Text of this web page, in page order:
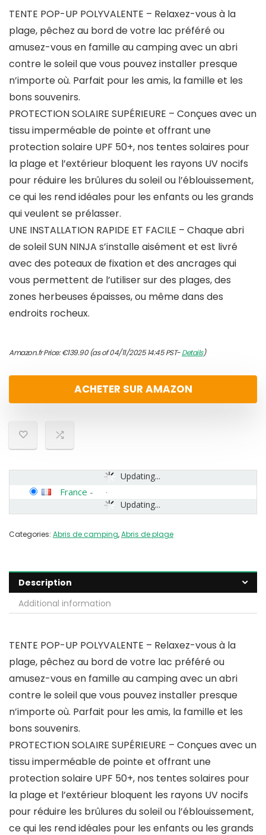
TENTE POP-UP POLYVALENTE – Relaxez-vous à la
plage, pêchez au bord de votre lac préféré ou
amusez-vous en famille au camping avec un abri
contre le soleil que vous pouvez installer presque
n’importe où. Parfait pour les amis, la famille et les
bons souvenirs.
PROTECTION SOLAIRE SUPÉRIEURE – Conçues avec un
tissu imperméable de pointe et offrant une
protection solaire UPF 50+, nos tentes solaires pour
la plage et l’extérieur bloquent les rayons UV nocifs
pour réduire les brûlures du soleil ou l’éblouissement,
ce qui les rend idéales pour les enfants ou les grands
qui veulent se prélasser.
UNE INSTALLATION RAPIDE ET FACILE – Chaque abri
de soleil SUN NINJA s’installe aisément et est livré
avec des poteaux de fixation et des ancrages qui
vous permettent de l’utiliser sur des plages, des
zones herbeuses épaisses, ou même dans des
endroits rocheux.
Amazon.fr Price:€139.90(as of 04/11/2025 14:45 PST-Details)
ACHETER SUR AMAZON
Updating...
Updating...
France -
Categories: Abris de camping,Abris de plage
Description
Additional information
TENTE POP-UP POLYVALENTE – Relaxez-vous à la
plage, pêchez au bord de votre lac préféré ou
amusez-vous en famille au camping avec un abri
contre le soleil que vous pouvez installer presque
n’importe où. Parfait pour les amis, la famille et les
bons souvenirs.
PROTECTION SOLAIRE SUPÉRIEURE – Conçues avec un
tissu imperméable de pointe et offrant une
protection solaire UPF 50+, nos tentes solaires pour
la plage et l’extérieur bloquent les rayons UV nocifs
pour réduire les brûlures du soleil ou l’éblouissement,
ce qui les rend idéales pour les enfants ou les grands